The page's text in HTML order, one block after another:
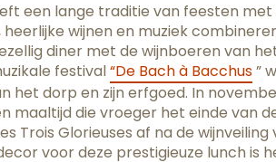
een lange traditie van feesten
wijnen en muziek
diner met de wijnboeren van
festival“De Bach à Bacchus”
het dorp en zijn erfgoed. In
maaltijd die vroeger het einde van
Trois Glorieuses af na de wijnveiling
voor deze prestigieuze lunch is